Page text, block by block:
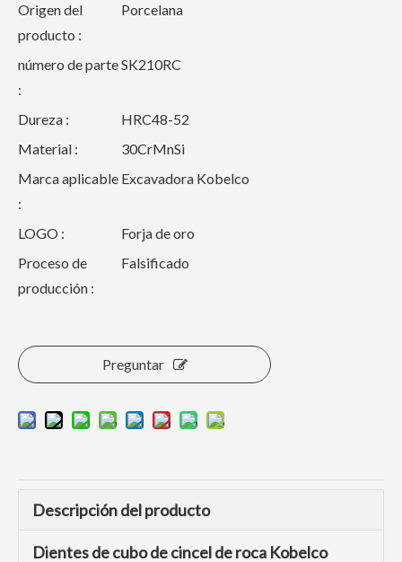
Origen del
producto :
Porcelana
número de parte
:
SK210RC
Dureza :
HRC48-52
Material :
30CrMnSi
Marca aplicable
:
Excavadora Kobelco
LOGO :
Forja de oro
Proceso de
producción :
Falsificado
Preguntar
Descripción del producto
Dientes de cubo de cincel de roca Kobelco